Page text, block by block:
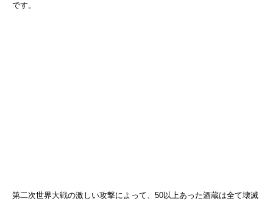
です。
第二次世界大戦の激しい攻撃によって、50以上あった酒蔵は全て壊滅